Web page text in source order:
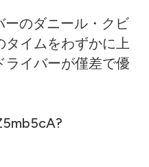
ーのダニール・クビ
タイムをわずかに上
ライバーが僅差で優